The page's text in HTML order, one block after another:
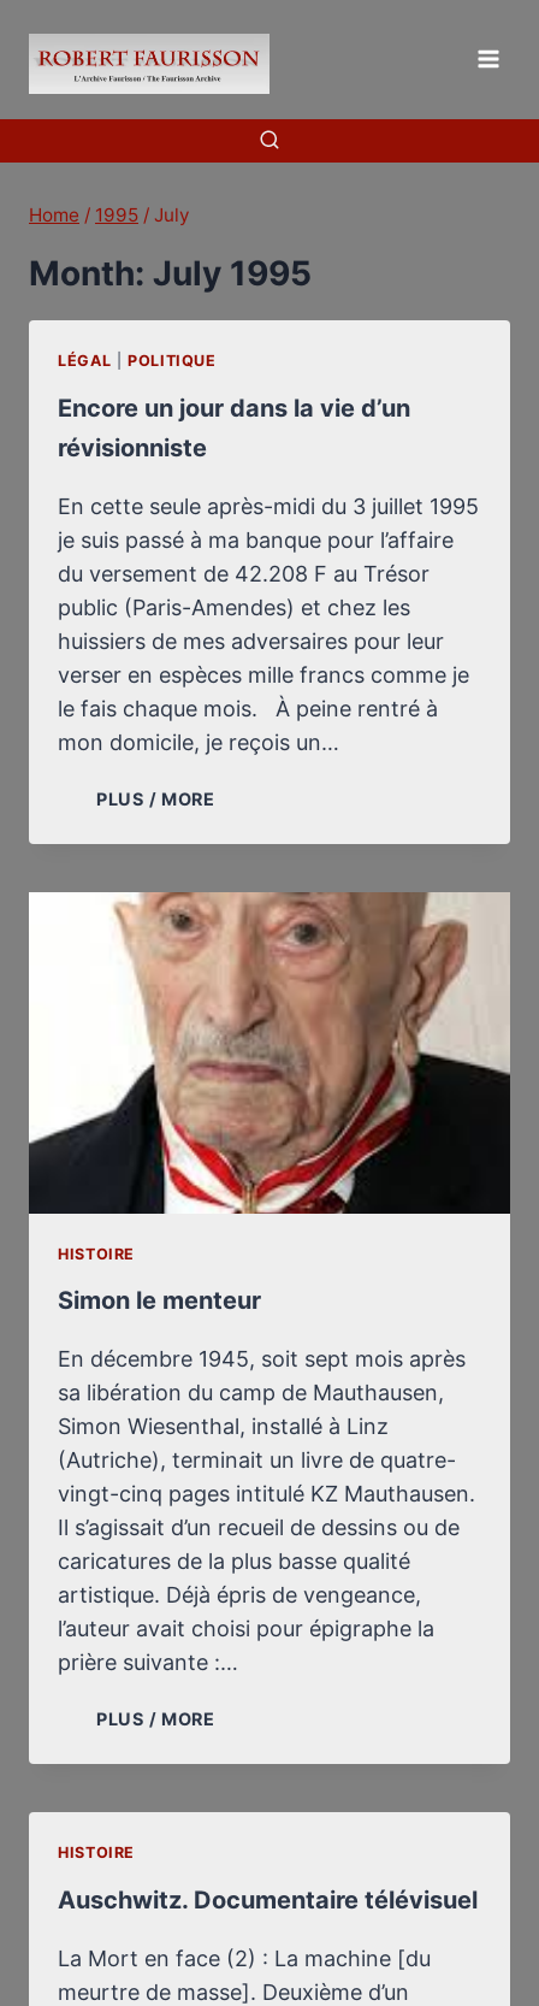
content
Home / 1995 / July
Month: July 1995
LÉGAL |POLITIQUE
Encore un jour dans la vie d’un
révisionniste
En cette seule après-midi du 3 juillet 1995
je suis passé à ma banque pour l’affaire
du versement de 42.208 F au Trésor
public (Paris-Amendes) et chez les
huissiers de mes adversaires pour leur
verser en espèces mille francs comme je
le fais chaque mois. À peine rentré à
mon domicile, je reçois un…
PLUS / MORE
JOUR
LA
VIE
RÉVISIONNISTE
HISTOIRE
Simon le menteur
En décembre 1945, soit sept mois après
sa libération du camp de Mauthausen,
Simon Wiesenthal, installé à Linz
(Autriche), terminait un livre de quatre-
vingt-cinq pages intitulé KZ Mauthausen.
Il s’agissait d’un recueil de dessins ou de
caricatures de la plus basse qualité
artistique. Déjà épris de vengeance,
l’auteur avait choisi pour épigraphe la
prière suivante :…
PLUS / MORE
MENTEUR
HISTOIRE
Auschwitz. Documentaire télévisuel
La Mort en face (2) : La machine [du
meurtre de masse]. Deuxième d’un